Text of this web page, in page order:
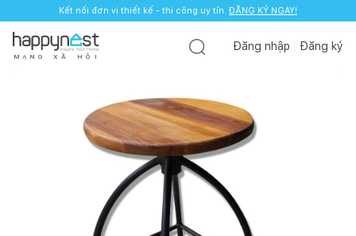
Kết nối đơn vị thiết kế - thi công uy tín. ĐĂNG KÝ NGAY!
M Ạ N G X Ã H Ộ I
Đăng nhập Đăng ký